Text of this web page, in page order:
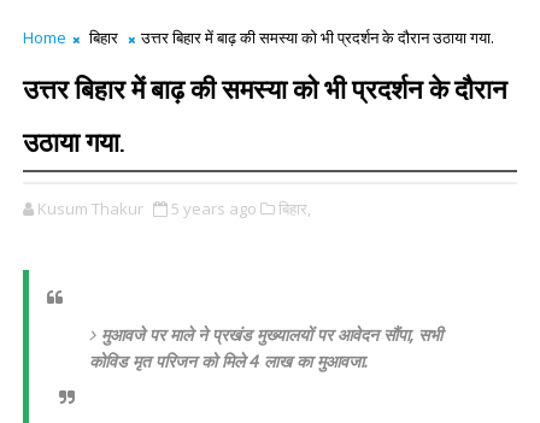
Home बिहार उत्तर बिहार में बाढ़ की समस्या को भी प्रदर्शन के दौरान उठाया गया.
उत्तर बिहार में बाढ़ की समस्या को भी प्रदर्शन के दौरान
उठाया गया.
Kusum Thakur 5 years ago बिहार,
मुआवजे पर माले ने प्रखंड मुख्यालयों पर आवेदन सौंपा, सभी
कोविड मृत परिजन को मिले 4 लाख का मुआवजा.